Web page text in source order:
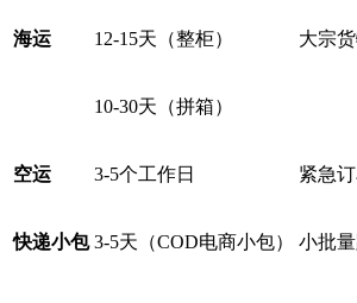
海运 12-15天（整柜） 大宗
10-30天（拼箱）
空运 3-5个工作日 紧急
快递小包 3-5天（COD电商小包） 小批